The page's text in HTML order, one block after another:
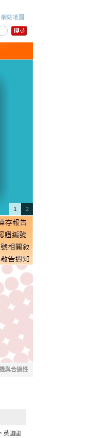
網站地圖
1 2
與合適性
英國國